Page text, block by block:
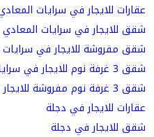
عقارات للايجار في سرايات
شقق للايجار في سرايات المعادي
شقق مفروشة للايجار في سرايات
شقق 3 غرفة نوم للايجار في سرايات المعادي
شقق 3 غرفة نوم مفروشة للايجار في سرايات المعادي
عقارات للايجار في دجلة
شقق للايجار في دجلة